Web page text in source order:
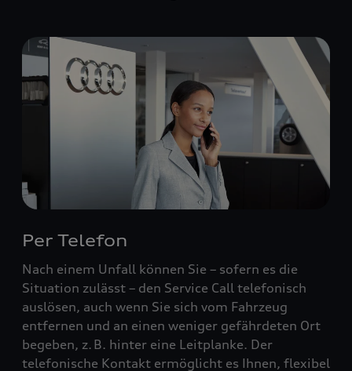
Per Telefon
Nach einem Unfall können Sie – sofern es die
Situation zulässt – den Service Call telefonisch
auslösen, auch wenn Sie sich vom Fahrzeug
entfernen und an einen weniger gefährdeten Ort
begeben, z. B. hinter eine Leitplanke. Der
telefonische Kontakt ermöglicht es Ihnen, flexibel